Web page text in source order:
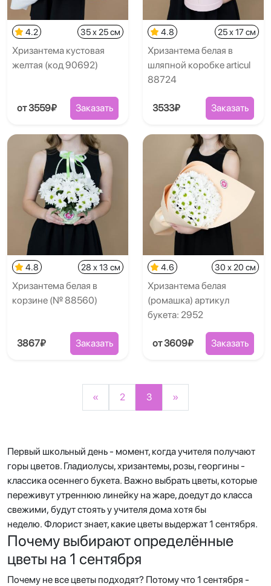
4.2 35 x 25 см
Хризантема кустовая
желтая (код 90692)
от 3559₽ Заказать
4.8 25 x 17 см
Хризантема белая в
шляпной коробке articul
88724
3533₽ Заказать
4.8 28 x 13 см
Хризантема белая в
корзине (№ 88560)
3867₽ Заказать
4.6 30 x 20 см
Хризантема белая
(ромашка) артикул
букета: 2952
от 3609₽ Заказать
« 2 3 »
Первый школьный день - момент, когда учителя получают
горы цветов. Гладиолусы, хризантемы, розы, георгины -
классика осеннего букета. Важно выбрать цветы, которые
переживут утреннюю линейку на жаре, доедут до класса
свежими, будут стоять у учителя дома хотя бы
неделю. Флорист знает, какие цветы выдержат 1 сентября.
Почему выбирают определённые
цветы на 1 сентября
Почему не все цветы подходят? Потому что 1 сентября -